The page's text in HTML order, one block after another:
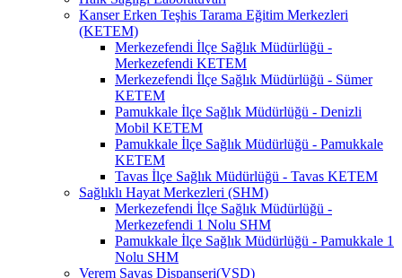
Kanser Erken Teşhis Tarama Eğitim Merkezleri
(KETEM)
Merkezefendi İlçe Sağlık Müdürlüğü -
Merkezefendi KETEM
Merkezefendi İlçe Sağlık Müdürlüğü - Sümer
KETEM
Pamukkale İlçe Sağlık Müdürlüğü - Denizli
Mobil KETEM
Pamukkale İlçe Sağlık Müdürlüğü - Pamukkale
KETEM
Tavas İlçe Sağlık Müdürlüğü - Tavas KETEM
Sağlıklı Hayat Merkezleri (SHM)
Merkezefendi İlçe Sağlık Müdürlüğü -
Merkezefendi 1 Nolu SHM
Pamukkale İlçe Sağlık Müdürlüğü - Pamukkale 1
Nolu SHM
Verem Savaş Dispanseri(VSD)